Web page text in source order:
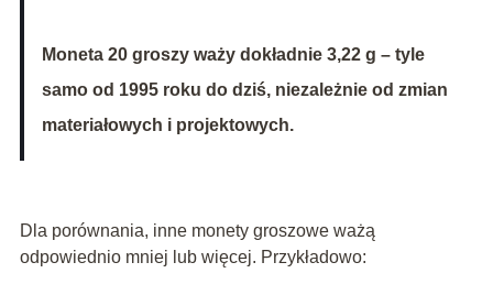
Moneta 20 groszy waży dokładnie 3,22 g – tyle
samo od 1995 roku do dziś, niezależnie od zmian
materiałowych i projektowych.
Dla porównania, inne monety groszowe ważą
odpowiednio mniej lub więcej. Przykładowo: